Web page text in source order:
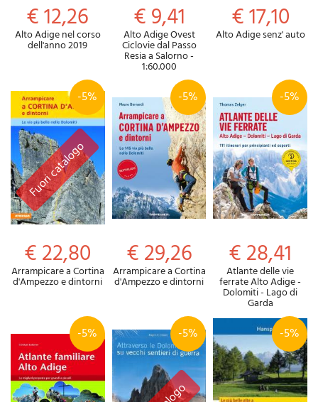
€ 12,26
Alto Adige nel corso
dell'anno 2019
€ 9,41
Alto Adige Ovest
Ciclovie dal Passo
Resia a Salorno -
1:60.000
€ 17,10
Alto Adige senz' auto
-5%
€ 22,80
Arrampicare a Cortina
d'Ampezzo e dintorni
-5%
€ 29,26
Arrampicare a Cortina
d'Ampezzo e dintorni
-5%
€ 28,41
Atlante delle vie
ferrate Alto Adige -
Dolomiti - Lago di
Garda
-5% -5% -5%